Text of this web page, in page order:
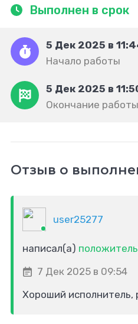
Выполнен в срок
5 Дек 2025 в
Начало работы
5 Дек 2025 в
Окончание работы
Отзыв о
user25277
написал(а)
7 Дек 2025 в 09:54
Хороший исполнитель,